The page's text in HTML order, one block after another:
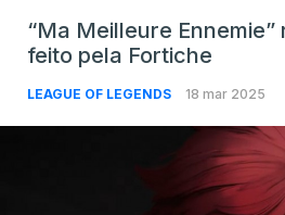
“Ma Meilleure
feito pela Fortiche
LEAGUE OF LEGENDS 18 mar 2025